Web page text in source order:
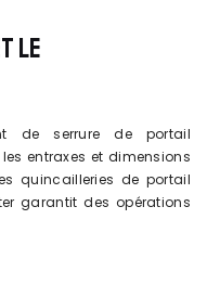
LE
de serrure de portail
entraxes et dimensions
quincailleries de portail
garantit des opérations